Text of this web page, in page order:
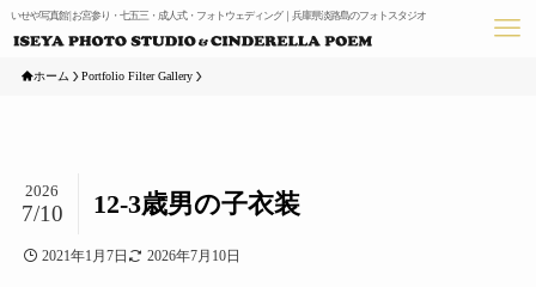
いせや写真館 | お宮参り・七五三・成人式・フォトウェディング｜兵庫県淡路島のフォトスタジオ
ホーム Portfolio Filter Gallery
12-3歳男の子衣装
2026
7/10
2021年1月7日 2026年7月10日